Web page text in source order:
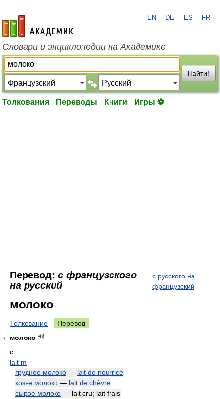
academic.ru
EN DE ES FR
Словари и энциклопедии на Академике
Найти!
Толкования Переводы Книги Игры ⚽
Перевод: с французского
на русский
с русского на
французский
молоко
Толкование Перевод
1
молоко
с.
lait m
грудное молоко — lait de nourrice
козье молоко — lait de chèvre
сырое молоко — lait cru; lait frais